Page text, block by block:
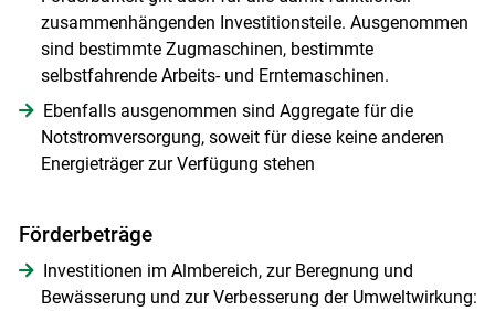
zusammenhängenden Investitionsteile. Ausgenommen
sind bestimmte Zugmaschinen, bestimmte
selbstfahrende Arbeits- und Erntemaschinen.
Ebenfalls ausgenommen sind Aggregate für die
Notstromversorgung, soweit für diese keine anderen
Energieträger zur Verfügung stehen
Förderbeträge
Investitionen im Almbereich, zur Beregnung und
Bewässerung und zur Verbesserung der Umweltwirkung: